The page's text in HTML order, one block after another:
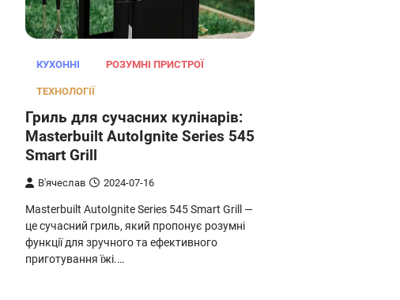
КУХОННІ РОЗУМНІ ПРИСТРОЇ
ТЕХНОЛОГІЇ
Гриль для сучасних кулінарів:
Masterbuilt AutoIgnite Series 545
Smart Grill
В'ячеслав 2024-07-16
Masterbuilt AutoIgnite Series 545 Smart Grill —
це сучасний гриль, який пропонує розумні
функції для зручного та ефективного
приготування їжі.…